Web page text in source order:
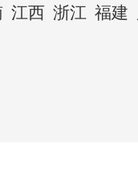
江西 浙江 福建